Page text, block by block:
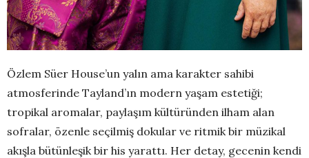
Özlem Süer House’un yalın ama karakter sahibi
atmosferinde Tayland’ın modern yaşam estetiği;
tropikal aromalar, paylaşım kültüründen ilham alan
sofralar, özenle seçilmiş dokular ve ritmik bir müzikal
akışla bütünleşik bir his yarattı. Her detay, gecenin kendi